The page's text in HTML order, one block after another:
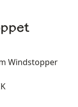
Windstopper